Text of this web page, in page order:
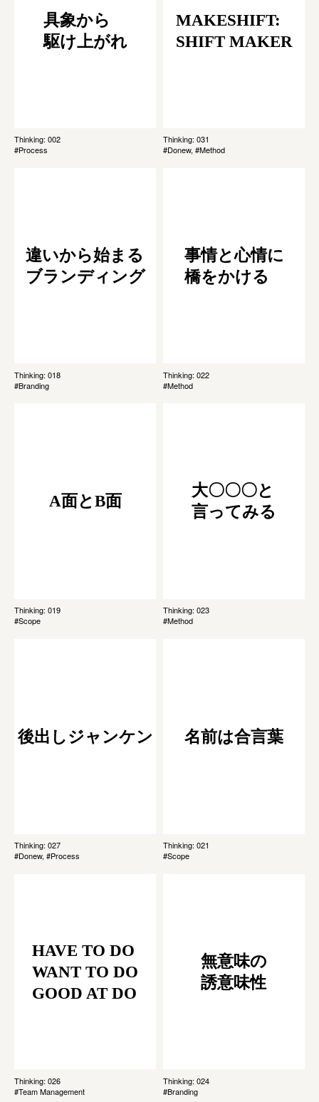
具象から
駆け上がれ
Thinking: 002
#Process
MAKESHIFT:
SHIFT MAKER
Thinking: 031
#Donew, #Method
違いから始まる
ブランディング
Thinking: 018
#Branding
事情と心情に
橋をかける
Thinking: 022
#Method
A面とB面
Thinking: 019
#Scope
大〇〇〇と
言ってみる
Thinking: 023
#Method
後出しジャンケン
Thinking: 027
#Donew, #Process
名前は合言葉
Thinking: 021
#Scope
HAVE TO DO
WANT TO DO
GOOD AT DO
Thinking: 026
#Team Management
無意味の
誘意味性
Thinking: 024
#Branding